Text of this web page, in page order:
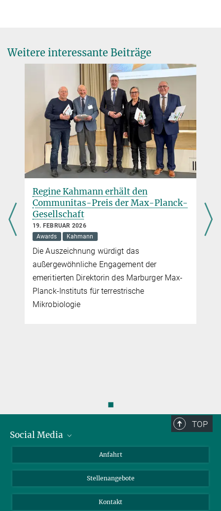
virginia.geisel@...
Max-Planck-Institut für terrestrische Mikrobiologie, Marburg
Weitere interessante Beiträge
Regine Kahmann erhält den
Communitas-Preis der Max-Planck-
Gesellschaft
19. FEBRUAR 2026
Awards
Kahmann
Die Auszeichnung würdigt das
außergewöhnliche Engagement der
emeritierten Direktorin des Marburger Max-
Planck-Instituts für terrestrische
Mikrobiologie
◼
TOP
Social Media
LinkedIn
Anfahrt
Stellenangebote
Kontakt